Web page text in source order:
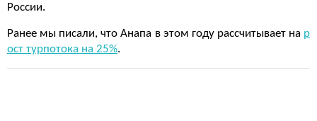
России.
Ранее мы писали, что Анапа в этом году рассчитывает на р
ост турпотока на 25%.